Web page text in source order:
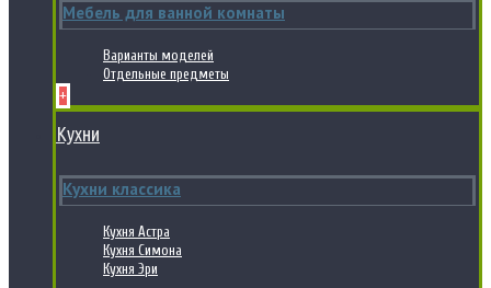
Мебель для ванной комнаты
Варианты моделей
Отдельные предметы
+
Кухни
Кухни классика
Кухня Астра
Кухня Симона
Кухня Эри